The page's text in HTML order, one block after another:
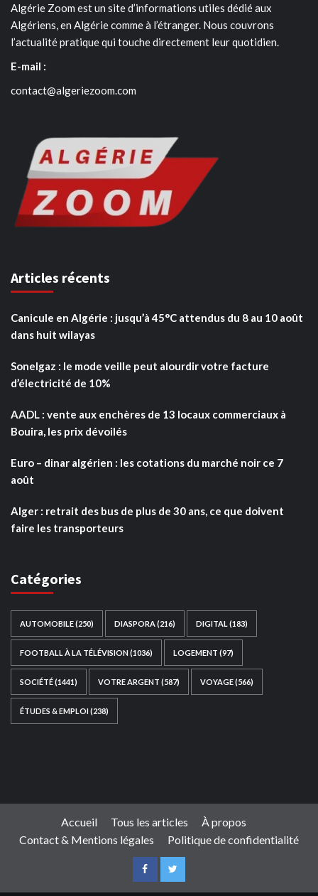
Algérie Zoom est un site d’informations utiles dédié aux
Algériens, en Algérie comme à l’étranger. Nous couvrons
l’actualité pratique qui touche directement leur quotidien.
E-mail :
contact@algeriezoom.com
Articles récents
Canicule en Algérie : jusqu’à 45°C attendus du 8 au 10 août
dans huit wilayas
Sonelgaz : le mode veille peut alourdir votre facture
d’électricité de 10%
AADL : vente aux enchères de 13 locaux commerciaux à
Bouira, les prix dévoilés
Euro – dinar algérien : les cotations du marché noir ce 7
août
Alger : retrait des bus de plus de 30 ans, ce que doivent
faire les transporteurs
Catégories
AUTOMOBILE(250) DIASPORA (216) DIGITAL (183)
FOOTBALL À LA TÉLÉVISION(1036) LOGEMENT (97)
SOCIÉTÉ(1441) VOTRE ARGENT (587) VOYAGE(566)
ÉTUDES & EMPLOI(238)
Accueil Tous les articles
À propos
Contact & Mentions légales
Politique de confidentialité